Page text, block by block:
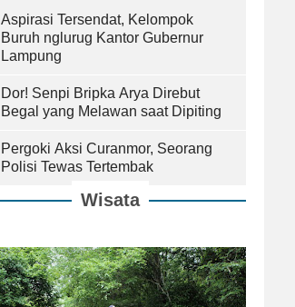
Aspirasi Tersendat, Kelompok
Buruh nglurug Kantor Gubernur
Lampung
Dor! Senpi Bripka Arya Direbut
Begal yang Melawan saat Dipiting
Pergoki Aksi Curanmor, Seorang
Polisi Tewas Tertembak
Wisata